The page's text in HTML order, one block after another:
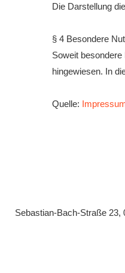
Die Darstellung
§ 4 Besondere
Soweit
hingewiesen. In
Quelle:
Sebastian-Bach-Straße 23,